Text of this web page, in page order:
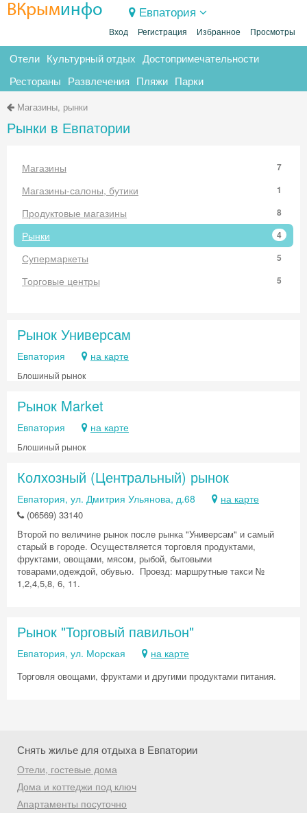
ВКрыминфо Евпатория
Вход Регистрация Избранное Просмотры
Отели Культурный отдых Достопримечательности
Рестораны Развлечения Пляжи Парки
Магазины, рынки
Рынки в Евпатории
Магазины 7
Магазины-салоны, бутики 1
Продуктовые магазины 8
Рынки 4
Супермаркеты 5
Торговые центры 5
Рынок Универсам
Евпатория на карте
Блошиный рынок
Рынок Market
Евпатория на карте
Блошиный рынок
Колхозный (Центральный) рынок
Евпатория, ул. Дмитрия Ульянова, д.68 на карте
(06569) 33140
Второй по величине рынок после рынка "Универсам" и самый
старый в городе. Осуществляется торговля продуктами,
фруктами, овощами, мясом, рыбой, бытовыми
товарами,одеждой, обувью. Проезд: маршрутные такси №
1,2,4,5,8, 6, 11.
Рынок "Торговый павильон"
Евпатория, ул. Морская на карте
Торговля овощами, фруктами и другими продуктами питания.
Снять жилье для отдыха в Евпатории
Отели, гостевые дома
Дома и коттеджи под ключ
Апартаменты посуточно
Скидка −5%
Получить промокод